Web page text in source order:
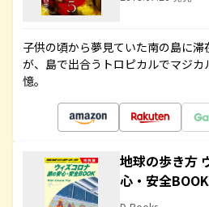
子供の頃から夢見ていた南の島に
が、島で出合うトロピカルでマジ
憶。
地球の歩き方
心・安全BOOK